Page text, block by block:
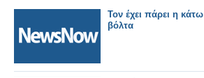
Τον έχει πάρει η κάτω
βόλτα